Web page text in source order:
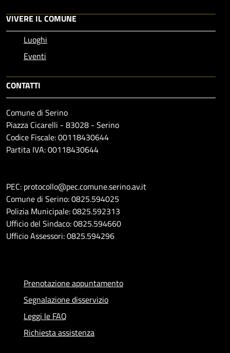
VIVERE IL COMUNE
Luoghi
Eventi
CONTATTI
Comune di Serino
Piazza Cicarelli - 83028 - Serino
Codice Fiscale: 00118430644
Partita IVA: 00118430644
PEC: protocollo@pec.comune.serino.av.it
Comune di Serino: 0825.594025
Polizia Municipale: 0825.592313
Ufficio del Sindaco: 0825.594660
Ufficio Assessori: 0825.594296
Prenotazione appuntamento
Segnalazione disservizio
Leggi le FAQ
Richiesta assistenza